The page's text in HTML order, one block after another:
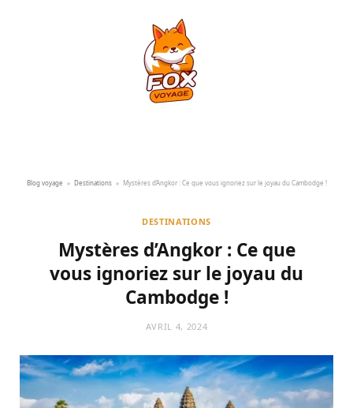
Blog voyage » Destinations » Mystères d’Angkor : Ce que vous ignoriez sur le joyau du Cambodge !
DESTINATIONS
Mystères d’Angkor : Ce que
vous ignoriez sur le joyau du
Cambodge !
AVRIL 4, 2024